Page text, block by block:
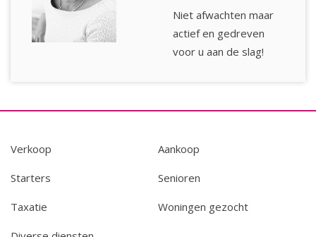
Niet afwachten maar
actief en gedreven
voor u aan de slag!
Verkoop Aankoop
Starters Senioren
Taxatie Woningen gezocht